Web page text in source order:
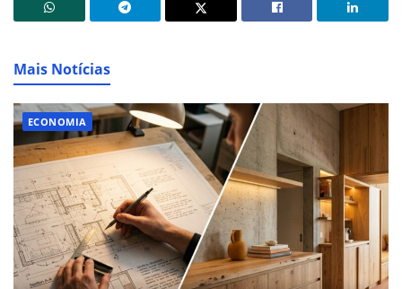
Mais Notícias
ECONOMIA